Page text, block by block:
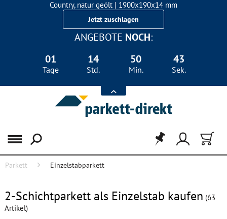
Landhausdiele Eiche für nur 29,90 €/m²
Country, natur geölt | 1900x190x14 mm
Landhausdiele Eiche für nur 29,90 €/m²
Jetzt zuschlagen
ANGEBOTE NOCH:
01
Tage
14
Std.
50
Min.
41
Sek.
Menü
Parkett Einzelstabparkett
FILTER
2-Schichtparkett als Einzelstab kaufen (63
Artikel)